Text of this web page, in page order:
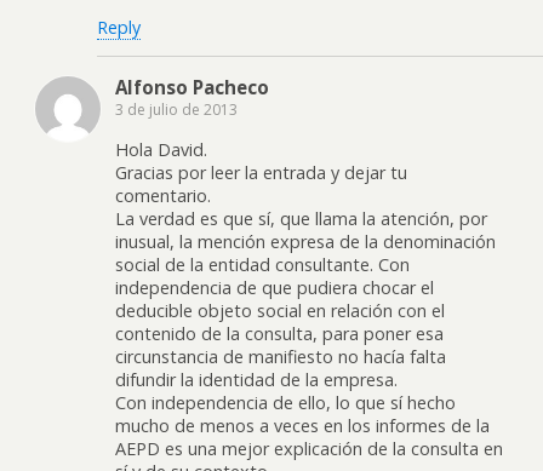
Reply
Alfonso Pacheco
3 de julio de 2013
Hola David.
Gracias por leer la entrada y dejar tu
comentario.
La verdad es que sí, que llama la atención, por
inusual, la mención expresa de la denominación
social de la entidad consultante. Con
independencia de que pudiera chocar el
deducible objeto social en relación con el
contenido de la consulta, para poner esa
circunstancia de manifiesto no hacía falta
difundir la identidad de la empresa.
Con independencia de ello, lo que sí hecho
mucho de menos a veces en los informes de la
AEPD es una mejor explicación de la consulta en